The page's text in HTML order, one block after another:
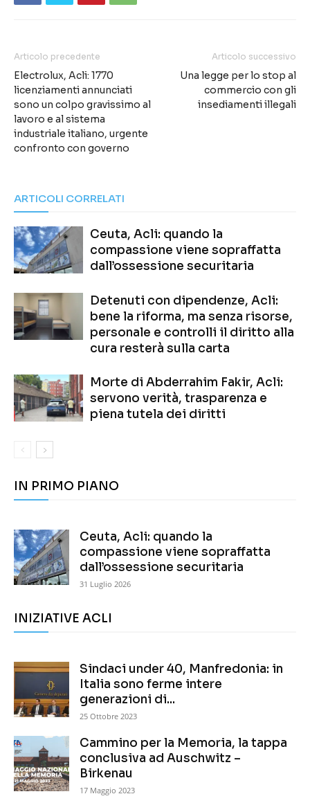
Articolo precedente
Electrolux, Acli: 1770
licenziamenti annunciati
sono un colpo gravissimo al
lavoro e al sistema
industriale italiano, urgente
confronto con governo
Articolo successivo
Una legge per lo stop al
commercio con gli
insediamenti illegali
ARTICOLI CORRELATI
Ceuta, Acli: quando la
compassione viene sopraffatta
dall’ossessione securitaria
Detenuti con dipendenze, Acli:
bene la riforma, ma senza risorse,
personale e controlli il diritto alla
cura resterà sulla carta
Morte di Abderrahim Fakir, Acli:
servono verità, trasparenza e
piena tutela dei diritti
IN PRIMO PIANO
Ceuta, Acli: quando la
compassione viene sopraffatta
dall’ossessione securitaria
31 Luglio 2026
INIZIATIVE ACLI
Sindaci under 40, Manfredonia: in
Italia sono ferme intere
generazioni di...
25 Ottobre 2023
Cammino per la Memoria, la tappa
conclusiva ad Auschwitz –
Birkenau
17 Maggio 2023